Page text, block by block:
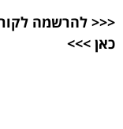
<<< להרשמה
כאן >>>